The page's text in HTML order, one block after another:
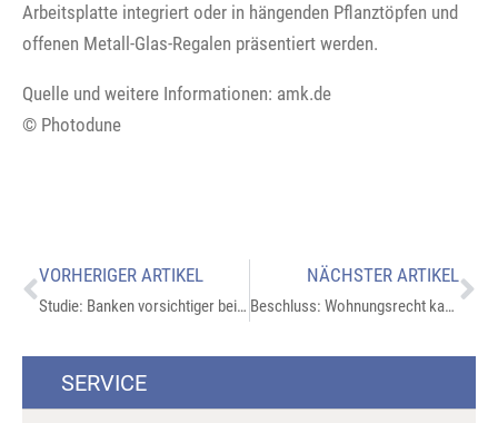
Arbeitsplatte integriert oder in hängenden Pflanztöpfen und
offenen Metall-Glas-Regalen präsentiert werden.
Quelle und weitere Informationen: amk.de
© Photodune
VORHERIGER ARTIKEL
Studie: Banken vorsichtiger bei Kreditvergabe
NÄCHSTER ARTIKEL
Beschluss: Wohnungsrecht kann gelöscht werden
SERVICE